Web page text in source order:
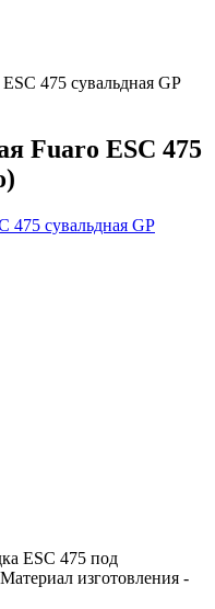
475 сувальдная GP
Fuaro ESC 475
ESC 475 под
изготовления -